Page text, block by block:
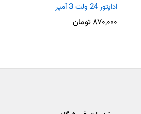
اداپتور 24 ولت 3 آمپر
۸۷۰,۰۰۰تومان